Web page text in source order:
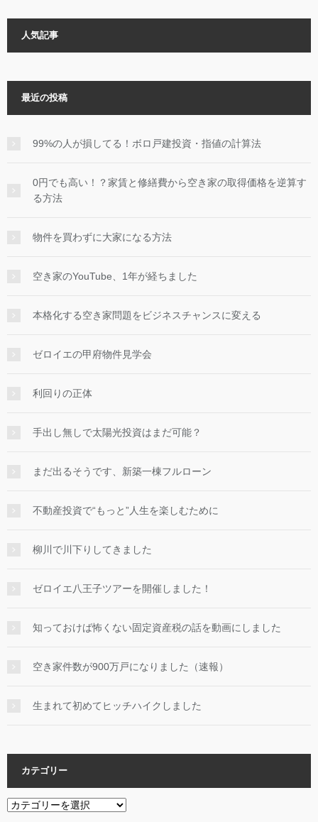
人気記事
最近の投稿
99%の人が損してる！ボロ戸建投資・指値の計算法
0円でも高い！？家賃と修繕費から空き家の取得価格を逆算す
る方法
物件を買わずに大家になる方法
空き家のYouTube、1年が経ちました
本格化する空き家問題をビジネスチャンスに変える
ゼロイエの甲府物件見学会
利回りの正体
手出し無しで太陽光投資はまだ可能？
まだ出るそうです、新築一棟フルローン
不動産投資で“もっと”人生を楽しむために
柳川で川下りしてきました
ゼロイエ八王子ツアーを開催しました！
知っておけば怖くない固定資産税の話を動画にしました
空き家件数が900万戸になりました（速報）
生まれて初めてヒッチハイクしました
カテゴリー
カ